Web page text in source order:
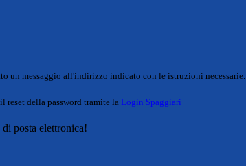
un messaggio all'indirizzo indicato con le istruzioni necessarie.
reset della password tramite la Login Spaggiari
posta elettronica!